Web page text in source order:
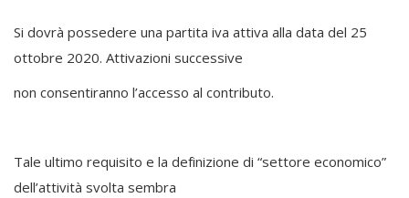
Si dovrà possedere una partita iva attiva alla data del 25
ottobre 2020. Attivazioni successive
non consentiranno l’accesso al contributo.
Tale ultimo requisito e la definizione di “settore economico”
dell’attività svolta sembra